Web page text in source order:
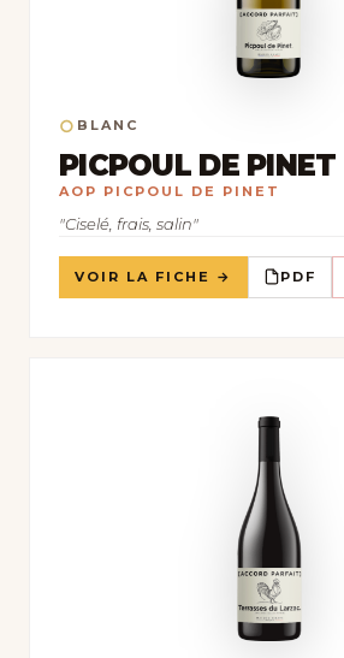
○ BLANC
PICPOUL DE PINET
AOP PICPOUL DE PINET
"Ciselé, frais, salin"
VOIR LA FICHE → PDF